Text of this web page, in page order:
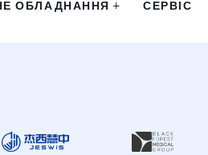
ОБЛАДНАННЯ СЕРВІС